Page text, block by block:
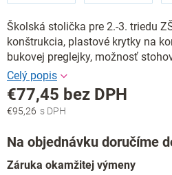
Školská stolička pre 2.-3. triedu
konštrukcia, plastové krytky na
bukovej preglejky, možnosť
€95,26
€77,45 bez DPH
Jednotková
Na objednávku doručíme
Záruka okamžitej výmeny